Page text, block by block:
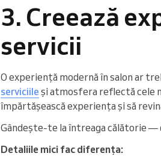
3. Creează
servicii
O experiență modernă în salon ar
serviciile și atmosfera reflectă cele
împărtășească experiența și să
Gândește-te la întreaga călătorie —
Detaliile mici fac diferența: